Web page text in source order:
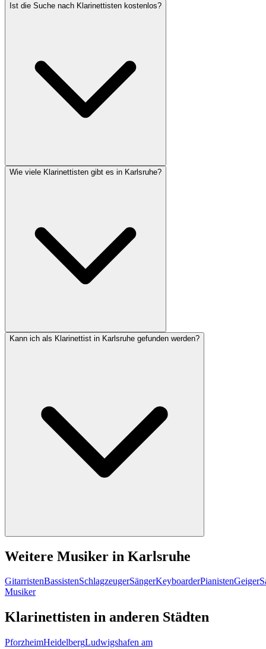
Ist die Suche nach Klarinettisten kostenlos?
Wie viele Klarinettisten gibt es in Karlsruhe?
Kann ich als Klarinettist in Karlsruhe gefunden werden?
Weitere Musiker in Karlsruhe
GitarristenBassistenSchlagzeugerSängerKeyboarderPianistenGeiger
Musiker
Klarinettisten in anderen Städten
PforzheimHeidelbergLudwigshafen am